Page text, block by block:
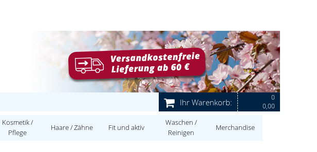
Ihr Warenkorb:
0
0,00
Kosmetik /
Pflege
Haare / Zähne Fit und aktiv
Waschen /
Reinigen
Merchandise